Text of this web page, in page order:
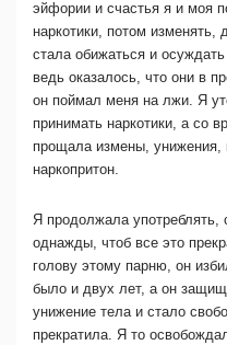
эйфории и счастья я и моя
наркотики, потом
стала обижаться и
ведь оказалось, что они в
он поймал меня на лжи. Я
принимать наркотики, а со
прощала измены, унижения,
наркопритон.
Я продолжала употреблять,
однажды, чтоб все это
голову этому парню, он
было и двух лет, а он
унижение тела и стало
прекратила. Я то